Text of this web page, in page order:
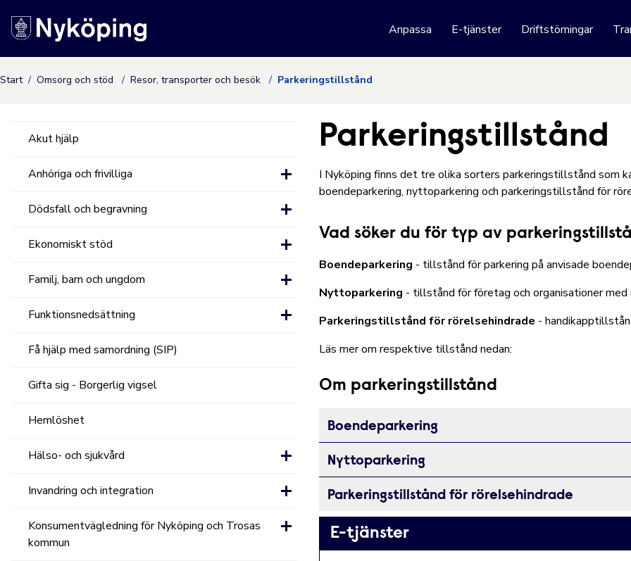
Nyköpings kommuns webbplats
Anpassa E-tjänster Driftstörningar
Start Omsorg och stöd Resor, transporter och besök Parkeringstillstånd
Parkeringstillstånd
I Nyköping finns det tre olika sorters parkeringstillstånd som
boendeparkering, nyttoparkering och parkeringstillstånd för
Vad söker du för typ av
Boendeparkering - tillstånd för parkering på anvisade
Nyttoparkering - tillstånd för företag och organisationer med
Parkeringstillstånd för rörelsehindrade -
Läs mer om respektive tillstånd nedan:
Om parkeringstillstånd
Boendeparkering
Nyttoparkering
Parkeringstillstånd för rörelsehindrade
E-tjänster
Akut hjälp
Anhöriga och frivilliga
Dödsfall och begravning
Ekonomiskt stöd
Familj, barn och ungdom
Funktionsnedsättning
Få hjälp med samordning (SIP)
Gifta sig - Borgerlig vigsel
Hemlöshet
Hälso- och sjukvård
Invandring och integration
Konsumentvägledning för Nyköping och Trosas
kommun